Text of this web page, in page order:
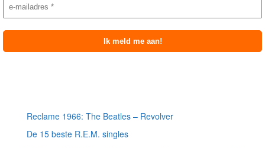
Reclame 1966: The Beatles – Revolver
De 15 beste R.E.M. singles